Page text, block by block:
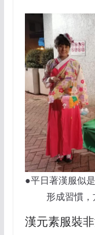
●平日著漢服似
形成習慣，
漢元素服裝